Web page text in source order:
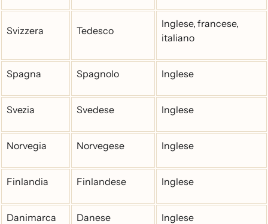
Svizzera Tedesco
Inglese, francese,
italiano
Spagna Spagnolo Inglese
Svezia Svedese Inglese
Norvegia Norvegese Inglese
Finlandia Finlandese Inglese
Danimarca Danese Inglese